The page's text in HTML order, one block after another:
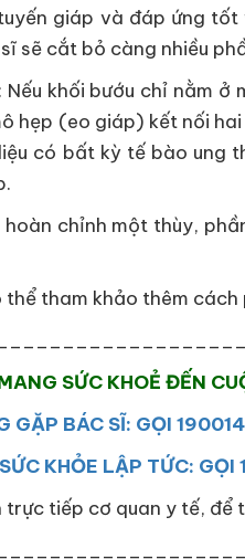
giáp và đáp ứng
sẽ cắt bỏ càng nhiều
khối bướu chỉ nằm
(eo giáp) kết nối
có bất kỳ tế bào ung
chỉnh một thùy,
tham khảo thêm
SỨC KHOẺ ĐẾN
GẶP BÁC SĨ: GỌI
KHỎE LẬP TỨC: GỌI
tiếp cơ quan y tế, để